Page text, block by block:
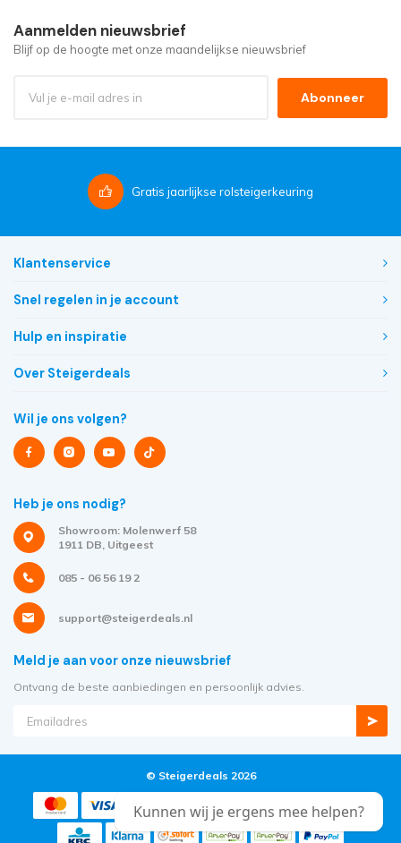
Aanmelden nieuwsbrief
Blijf op de hoogte met onze maandelijkse nieuwsbrief
Abonneer
Gratis jaarlijkse rolsteigerkeuring
Klantenservice
Snel regelen in je account
Hulp en inspiratie
Over Steigerdeals
Wil je ons volgen?
Heb je ons nodig?
Showroom: Molenwerf 58
1911 DB, Uitgeest
085 - 06 56 19 2
support@steigerdeals.nl
Meld je aan voor onze nieuwsbrief
Ontvang de beste aanbiedingen en persoonlijk advies.
© Steigerdeals 2026
Kunnen wij je ergens mee helpen?